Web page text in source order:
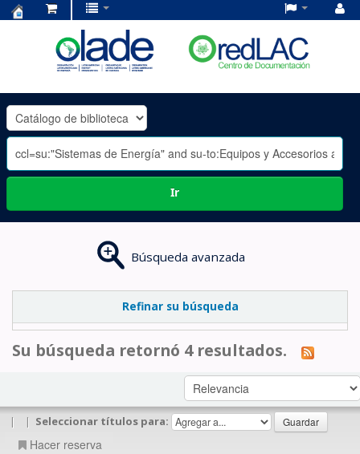
OLADE
-
Ir
Búsqueda avanzada
Refinar su búsqueda
Su búsqueda retornó 4 resultados.
| | Seleccionar títulos para:
Hacer reserva